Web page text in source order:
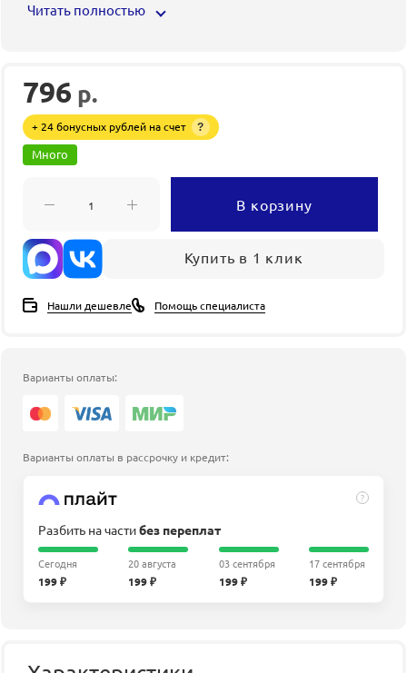
Читать полностью
796 р.
+ 24 бонусных рублей на счет ?
Много
В корзину
Купить в 1 клик
Нашли дешевле Помощь специалиста
Варианты оплаты:
Варианты оплаты в рассрочку и кредит:
?
Разбить на частибез переплат
Сегодня
199 ₽
20 августа
199 ₽
03 сентября
199 ₽
17 сентября
199 ₽